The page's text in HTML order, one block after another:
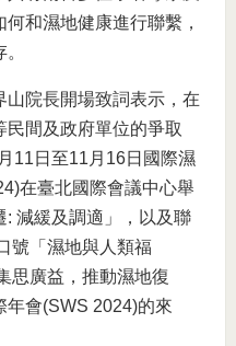
和濕地健康進行聯繫，
山院長開場致詞表示，在
間及政府單位的爭取
11日至11月16日國際濕
在臺北國際會議中心舉
減緩及調適」，以及聯
號「濕地與人類福
思廣益，推動濕地復
年會(SWS 2024)的來